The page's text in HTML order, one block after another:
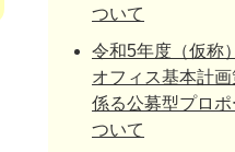
ついて
令和5年度（仮称
オフィス基本計
係る公募型プロ
ついて